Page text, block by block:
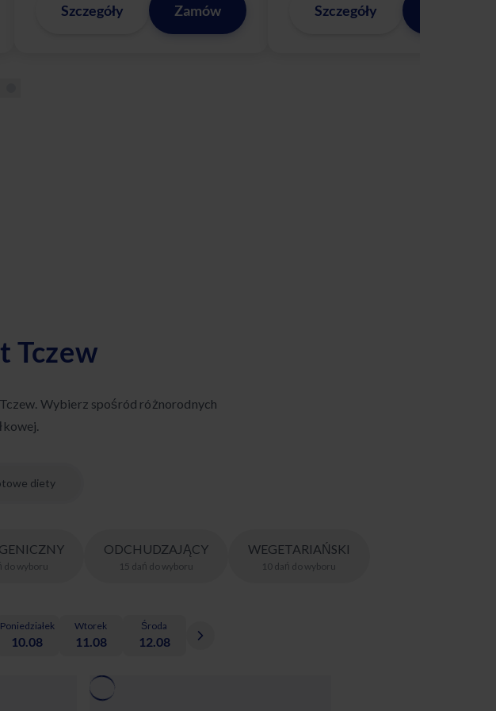
Szczegóły Zamów Szczegóły
Tczew
Wybierz spośród różnorodnych
diety
do wyboru
ODCHUDZAJĄCY
15 dań do wyboru
WEGETARIAŃSKI
10 dań do wyboru
Poniedziałek
10.08
Wtorek
11.08
Środa
12.08